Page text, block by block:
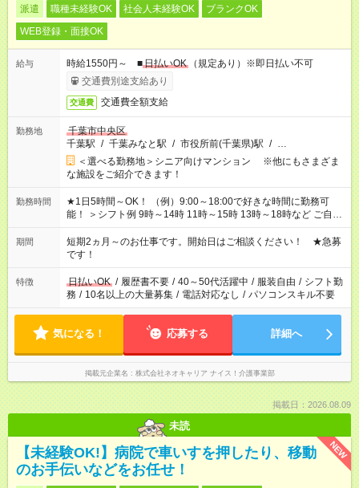
派遣 職種未経験OK 社会人未経験OK
ブランクOK
WEB登録・面接OK
給与 時給1550円～ ■日払いOK
（規定あり）※即日払い不可
交通費別途支給あり
交通費 交通費全額支給
勤務地
千葉市中央区
千葉駅 / 千葉みなと駅 / 市役所前(千葉県)駅 / …
＜選べる勤務地＞シニア向けマンション ※他にもさまざま
な施設をご紹介できます！
勤務時間
★1日5時間～OK！ （例）9:00～18:00で好きな時間に勤務可
能！ ＞シフト例 9時～14時 11時～15時 13時～18時など ご自身
のご都合に合わせて勤務時間をご相談ください！ ★家庭の都合
でお休みや時間の調整が必要な場合も遠慮なくご相談くださ
い。
期間
短期2ヵ月～のお仕事です。開始日はご相談ください！ ★急募
です！
特徴 日払いOK / 履歴書不要 / 40～50代活躍中 / 服装自由 / シフト勤
務 / 10名以上の大量募集 / 電話対応なし / パソコンスキル不要
気になる！ 応募する 詳細へ
掲載元企業名 株式会社ネオキャリア ナイス！介護事業部
掲載日：2026.08.09
未読
NEW
【未経験OK!】病院で車いすを押したり、移動
のお手伝いなどをお任せ！